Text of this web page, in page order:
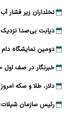
نخلداران زیر فشار
دیابت بی‌صدا
دومین نمایشگاه
خبرنگار در صف
دلار، طلا و سکه
رئیس سازمان شیلات: